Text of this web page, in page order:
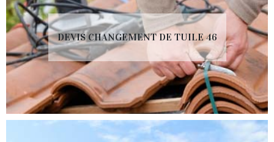
DEVIS CHANGEMENT DE TUILE 46